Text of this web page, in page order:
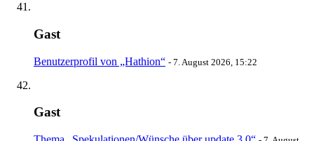
Gast
Benutzerprofil von „Hathion“ - 7. August 2026, 15:22
Gast